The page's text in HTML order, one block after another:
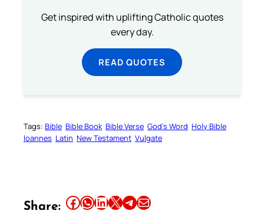
Get inspired with uplifting Catholic quotes
every day.
READ QUOTES
Tags: Bible Bible Book Bible Verse God’s Word Holy Bible
Ioannes Latin New Testament Vulgate
Share: Share this article on Facebook Share this article on WhatsApp Share this article on LinkedIn Share this article on X Share this article on TelegramEmail this Article